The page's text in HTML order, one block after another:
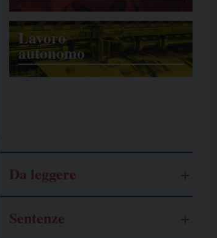
Lavoro
autonomo
Da leggere
Sentenze